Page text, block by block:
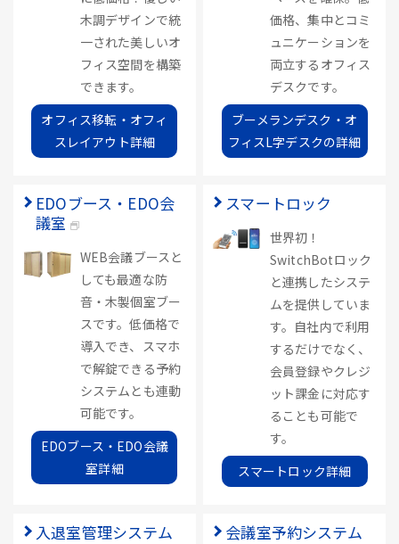
木調デザインで統
一された美しいオ
フィス空間を構築
できます。
オフィス移転・オフィ
スレイアウト詳細
価格、集中とコミ
ュニケーションを
両立するオフィス
デスクです。
ブーメランデスク・オ
フィスL字デスクの詳細
EDOブース・EDO会
議室
WEB会議ブースと
しても最適な防
音・木製個室ブー
スです。低価格で
導入でき、スマホ
で解錠できる予約
システムとも連動
可能です。
EDOブース・EDO会議
室詳細
スマートロック
世界初！
SwitchBotロック
と連携したシステ
ムを提供していま
す。自社内で利用
するだけでなく、
会員登録やクレジ
ット課金に対応す
ることも可能で
す。
スマートロック詳細
入退室管理システム 会議室予約システム